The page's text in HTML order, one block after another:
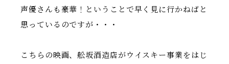
声優さんも豪華！ということで早く見に行かねばと
思っているのですが・・・
こちらの映画、舩坂酒造店がウイスキー事業をはじ